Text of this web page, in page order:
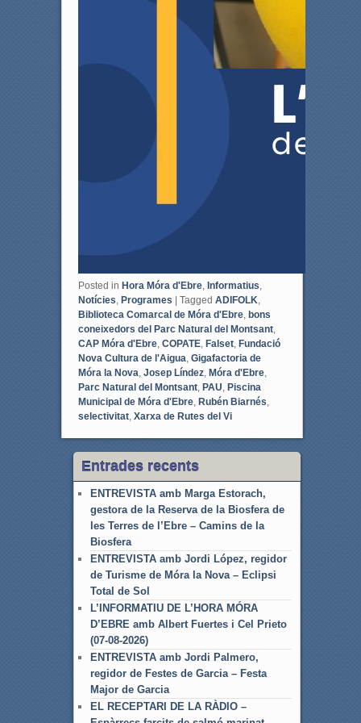
Posted in Hora Móra d'Ebre, Informatius
Notícies Programes | Tagged ADIFOLK
Biblioteca Comarcal de Móra d'Ebre, bons
coneixedors del Parc Natural del Montsant,
CAP Móra d'Ebre, COPATE, Falset, Fundació
Nova Cultura de l'Aigua Gigafactoria de
Móra la Nova Josep Líndez, Móra d'Ebre,
Parc Natural del Montsant, PAU Piscina
Municipal de Móra d'Ebre, Rubén Biarnés
selectivitat, Xarxa de Rutes del Vi
Entrades recents
ENTREVISTA amb Marga Estorach,
gestora de la Reserva de la Biosfera de
les Terres de l’Ebre – Camins de la
Biosfera
ENTREVISTA amb Jordi López, regidor
de Turisme de Móra la Nova – Eclipsi
Total de Sol
L’INFORMATIU DE L’HORA MÓRA
D’EBRE amb Albert Fuertes i Cel Prieto
(07-08-2026)
ENTREVISTA amb Jordi Palmero,
regidor de Festes de Garcia – Festa
Major de Garcia
EL RECEPTARI DE LA RÀDIO –